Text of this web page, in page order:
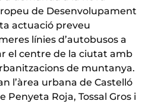
de Desenvolupament
actuació preveu
línies d’autobusos a
el centre de la ciutat amb
de muntanya.
l’àrea urbana de Castelló
Roja, Tossal Gros i